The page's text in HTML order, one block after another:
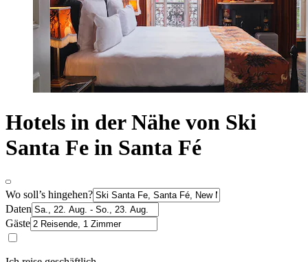
Hotels in der Nähe von Ski
Santa Fe in Santa Fé
Wo soll’s hingehen?
Daten
Gäste